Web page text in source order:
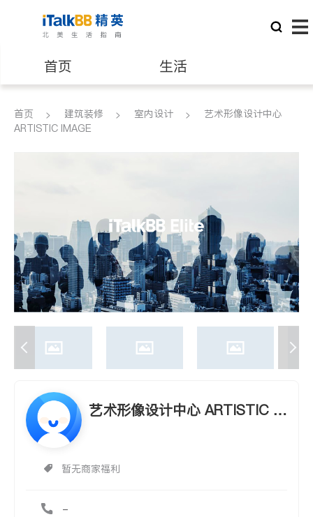
首页 生活
医生 律师
养老 非盈利组织
首页 建筑装修 室内设计
艺术形像设计中心
ARTISTIC IMAGE
艺术形像设计中心 ARTISTIC I
暂无商家福利
-